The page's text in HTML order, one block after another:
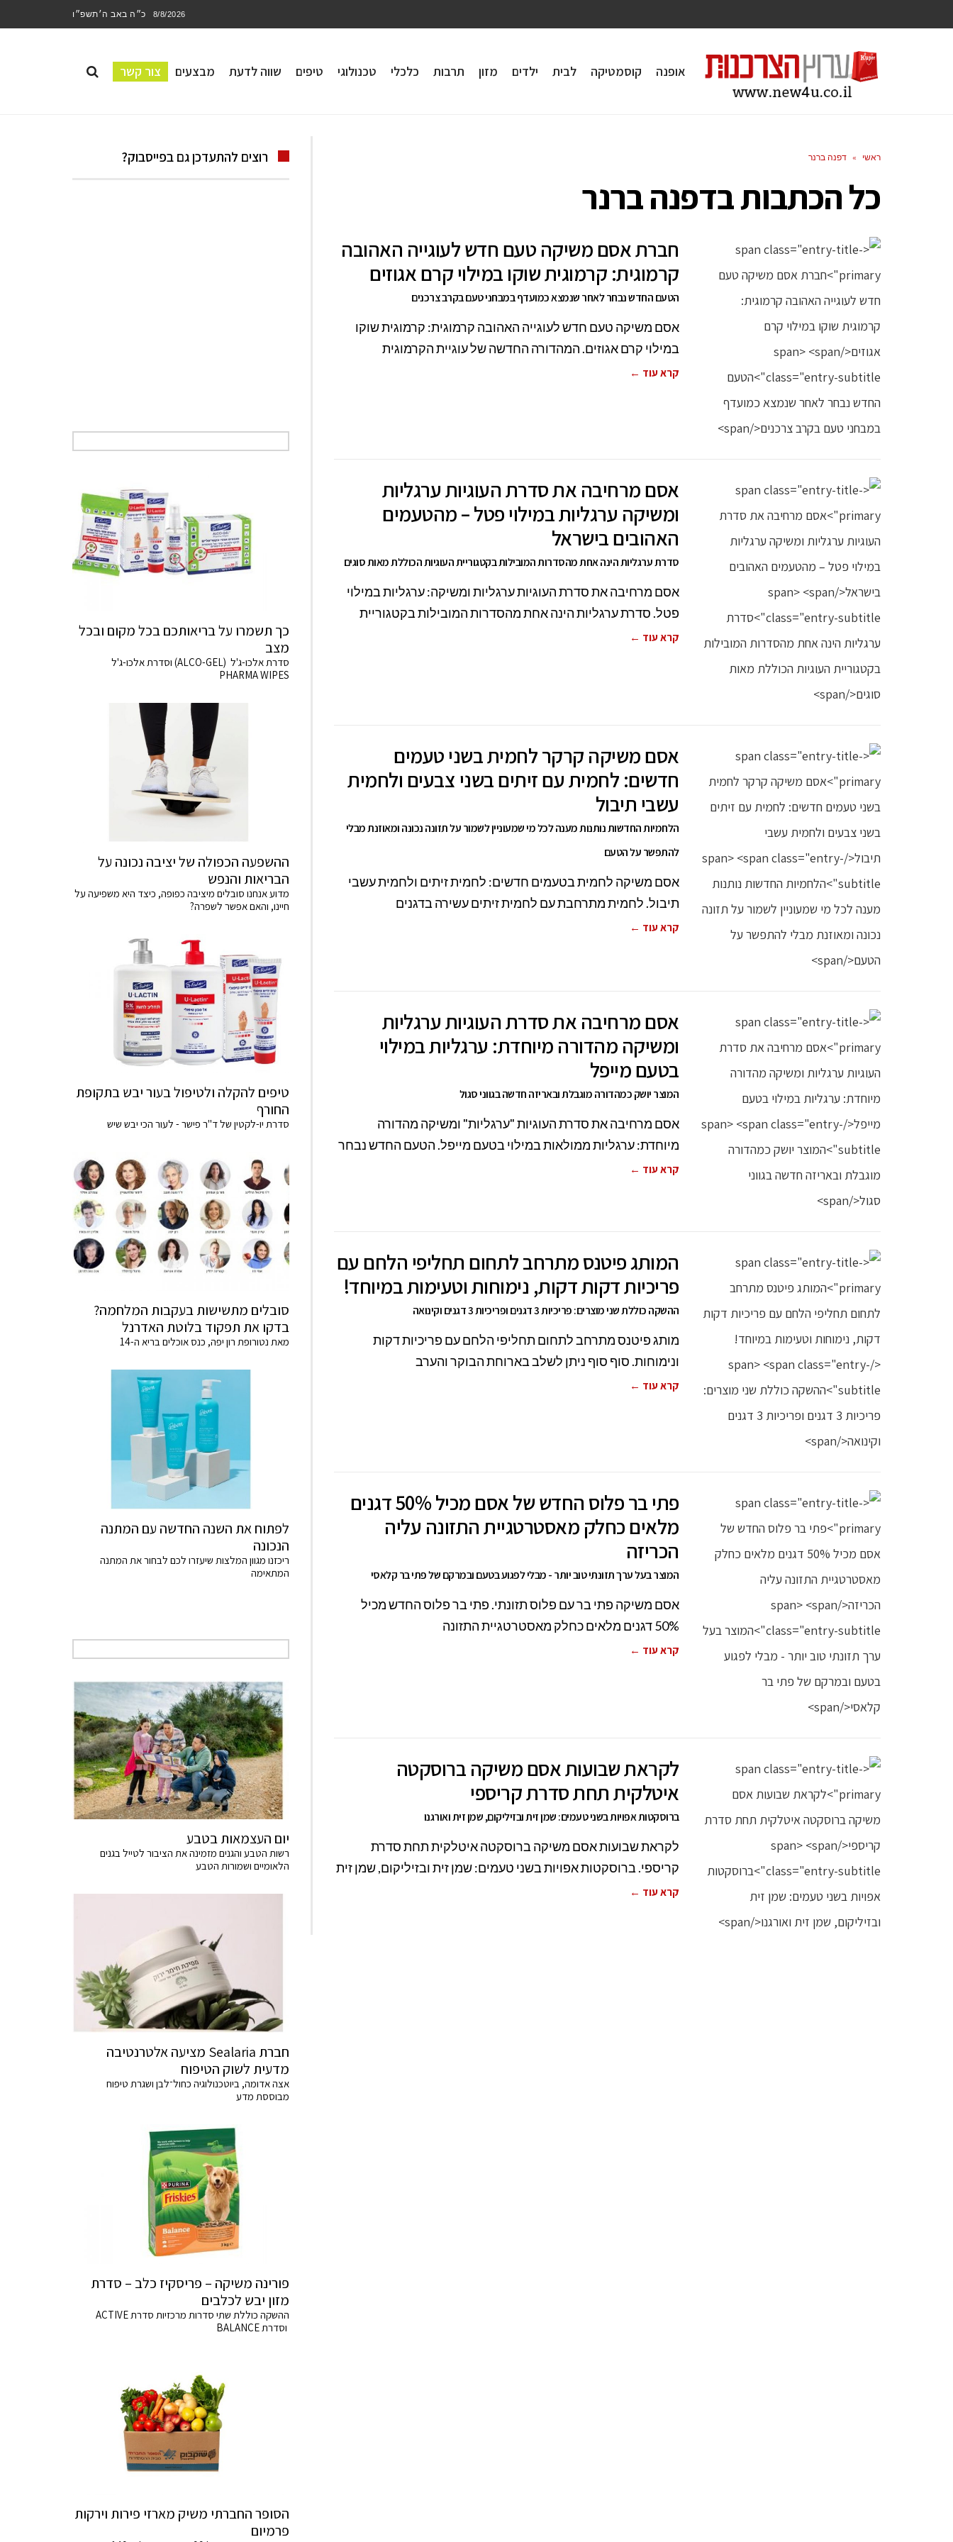
8/8/2026 כ״ה באב ה׳תשפ״ו
אופנה קוסמטיקה לבית ילדים מזון תרבות כלכלי טכנולוגי טיפים שווה לדעת מבצעים צור קשר
ראשי » דפנה ברנר
כל הכתבות בדפנה ברנר
חברת אסם משיקה טעם חדש לעוגייה האהובה
קרמוגית: קרמוגית שוקו במילוי קרם אגוזים
הטעם החדש נבחר לאחר שנמצא כמועדף במבחני טעם בקרב צרכנים
אסם משיקה טעם חדש לעוגייה האהובה קרמוגית: קרמוגית שוקו
במילוי קרם אגוזים. המהדורה החדשה של עוגיית הקרמוגית
קרא עוד ←
אסם מרחיבה את סדרת העוגיות ערגליות
ומשיקה ערגליות במילוי פטל – מהטעמים
האהובים בישראל
סדרת ערגליות הינה אחת מהסדרות המובילות בקטגוריית העוגיות הכוללת מאות סוגים
אסם מרחיבה את סדרת העוגיות ערגליות ומשיקה: ערגליות במילוי
פטל. סדרת ערגליות הינה אחת מהסדרות המובילות בקטגוריית
קרא עוד ←
אסם משיקה קרקר לחמית בשני טעמים
חדשים: לחמית עם זיתים בשני צבעים ולחמית
עשבי תיבול
הלחמיות החדשות נותנות מענה לכל מי שמעוניין לשמור על תזונה נכונה ומאוזנת מבלי
להתפשר על הטעם
אסם משיקה לחמית בטעמים חדשים: לחמית זיתים ולחמית עשבי
תיבול. לחמית מתרחבת עם לחמית זיתים עשירה בדגנים
קרא עוד ←
אסם מרחיבה את סדרת העוגיות ערגליות
ומשיקה מהדורה מיוחדת: ערגליות במילוי
בטעם מייפל
המוצר יושק כמהדורה מוגבלת ובאריזה חדשה בגווני סגול
אסם מרחיבה את סדרת העוגיות "ערגליות" ומשיקה מהדורה
מיוחדת: ערגליות ממולאות במילוי בטעם מייפל. הטעם החדש נבחר
קרא עוד ←
המותג פיטנס מתרחב לתחום תחליפי הלחם עם
פריכיות דקות דקות, נימוחות וטעימות במיוחד!
ההשקה כוללת שני מוצרים: פריכיות 3 דגנים ופריכיות 3 דגנים וקינואה
מותג פיטנס מתרחב לתחום תחליפי הלחם עם פריכיות דקות
ונימוחות. סוף סוף ניתן לשלב בארוחת הבוקר והערב
קרא עוד ←
פתי בר פלוס החדש של אסם מכיל 50% דגנים
מלאים כחלק מאסטרטגיית התזונה עליה
הכריזה
המוצר בעל ערך תזונתי טוב יותר - מבלי לפגוע בטעם ובמרקם של פתי בר קלאסי
אסם משיקה פתי בר עם פלוס תזונתי. פתי בר פלוס החדש מכיל
50% דגנים מלאים כחלק מאסטרטגיית התזונה
קרא עוד ←
לקראת שבועות אסם משיקה ברוסקטה
איטלקית תחת סדרת קריספי
ברוסקטות אפויות בשני טעמים: שמן זית ובזיליקום, שמן זית ואורגנו
לקראת שבועות אסם משיקה ברוסקטה איטלקית תחת סדרת
קריספי. ברוסקטות אפויות בשני טעמים: שמן זית ובזיליקום, שמן זית
קרא עוד ←
רוצים להתעדכן גם בפייסבוק?
כך תשמרו על בריאותכם בכל מקום ובכל
מצב
סדרת אלכו-ג'ל (ALCO-GEL) וסדרת אלכו-ג'ל
PHARMA WIPES
ההשפעה הכפולה של יציבה נכונה על
הבריאות והנפש
מדוע אנחנו סובלים מיציבה כפופה, כיצד היא משפיעה על
חיינו, והאם אפשר לשפרה?
טיפים להקלה ולטיפול בעור יבש בתקופת
החורף
סדרת יו-לקטין של ד"ר פישר - לעור הכי יבש שיש
סובלים מתשישות בעקבות המלחמה?
בדקו את תפקוד בלוטת האדרנל
מאת נטורופת רון יפה, כנס אוכלים בריא ה-14
לפתוח את השנה החדשה עם המתנה
הנכונה
ריכזנו מגוון המלצות שיעזרו לכם לבחור את המתנה
המתאימה
יום העצמאות בטבע
רשות הטבע והגנים מזמינה את הציבור לטייל בגנים
הלאומיים ושמורות הטבע
חברת Sealaria מציעה אלטרנטיבה
מדעית לשוק הטיפוח
אצה אדומה, ביוטכנולוגיה כחול־לבן ושגרת טיפוח
מבוססת מדע
פורינה משיקה – פריסקיז כלב – סדרת
מזון יבש לכלבים
ההשקה כוללת שתי סדרות מרכזיות סדרת ACTIVE
וסדרת BALANCE
הסופר החברתי משיק מארזי פירות וירקות
פרמיום